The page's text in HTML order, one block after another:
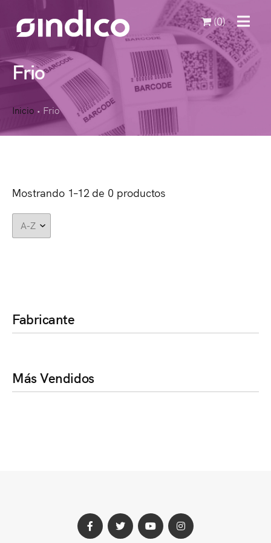
MENU
(0)
Frio
Inicio • Frio
Mostrando 1–12 de 0 productos
Fabricante
Más Vendidos